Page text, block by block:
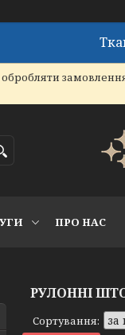
ПРО НАС
РУЛОННІ